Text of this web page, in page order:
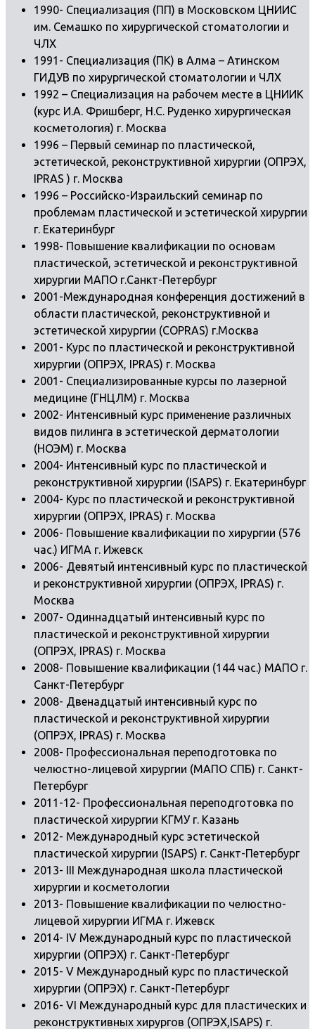
1990- Специализация (ПП) в Московском ЦНИИС
им. Семашко по хирургической стоматологии и
ЧЛХ
1991- Специализация (ПК) в Алма – Атинском
ГИДУВ по хирургической стоматологии и ЧЛХ
1992 – Специализация на рабочем месте в ЦНИИК
(курс И.А. Фришберг, Н.С. Руденко хирургическая
косметология) г. Москва
1996 – Первый семинар по пластической,
эстетической, реконструктивной хирургии (ОПРЭХ,
IPRAS ) г. Москва
1996 – Российско-Израильский семинар по
проблемам пластической и эстетической хирургии
г. Екатеринбург
1998- Повышение квалификации по основам
пластической, эстетической и реконструктивной
хирургии МАПО г.Санкт-Петербург
2001-Международная конференция достижений в
области пластической, реконструктивной и
эстетической хирургии (COPRAS) г.Москва
2001- Курс по пластической и реконструктивной
хирургии (ОПРЭХ, IPRAS) г. Москва
2001- Специализированные курсы по лазерной
медицине (ГНЦЛМ) г. Москва
2002- Интенсивный курс применение различных
видов пилинга в эстетической дерматологии
(НОЭМ) г. Москва
2004- Интенсивный курс по пластической и
реконструктивной хирургии (ISAPS) г. Екатеринбург
2004- Курс по пластической и реконструктивной
хирургии (ОПРЭХ, IPRAS) г. Москва
2006- Повышение квалификации по хирургии (576
час.) ИГМА г. Ижевск
2006- Девятый интенсивный курс по пластической
и реконструктивной хирургии (ОПРЭХ, IPRAS) г.
Москва
2007- Одиннадцатый интенсивный курс по
пластической и реконструктивной хирургии
(ОПРЭХ, IPRAS) г. Москва
2008- Повышение квалификации (144 час.) МАПО г.
Санкт-Петербург
2008- Двенадцатый интенсивный курс по
пластической и реконструктивной хирургии
(ОПРЭХ, IPRAS) г. Москва
2008- Профессиональная переподготовка по
челюстно-лицевой хирургии (МАПО СПБ) г. Санкт-
Петербург
2011-12- Профессиональная переподготовка по
пластической хирургии КГМУ г. Казань
2012- Международный курс эстетической
пластической хирургии (ISAPS) г. Санкт-Петербург
2013- III Международная школа пластической
хирургии и косметологии
2013- Повышение квалификации по челюстно-
лицевой хирургии ИГМА г. Ижевск
2014- IV Международный курс по пластической
хирургии (ОПРЭХ) г. Санкт-Петербург
2015- V Международный курс по пластической
хирургии (ОПРЭХ) г. Санкт-Петербург
2016- VI Международный курс для пластических и
реконструктивных хирургов (ОПРЭХ,ISAPS) г.